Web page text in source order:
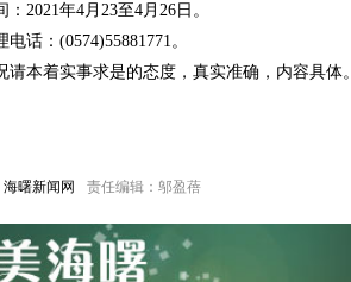
年4月23至4月26日。
：(0574)55881771。
本着实事求是的态度，真实准确，内容具体
海曙新闻网 责任编辑：邬盈蓓